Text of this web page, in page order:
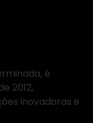
é
2012,
inovadoras e